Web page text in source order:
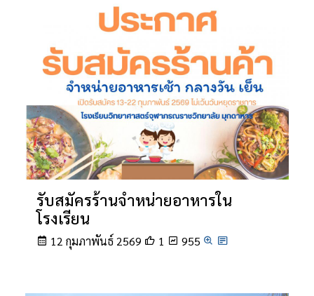
รับสมัครร้านจำหน่ายอาหารใน
โรงเรียน
12 กุมภาพันธ์ 2569 1 955